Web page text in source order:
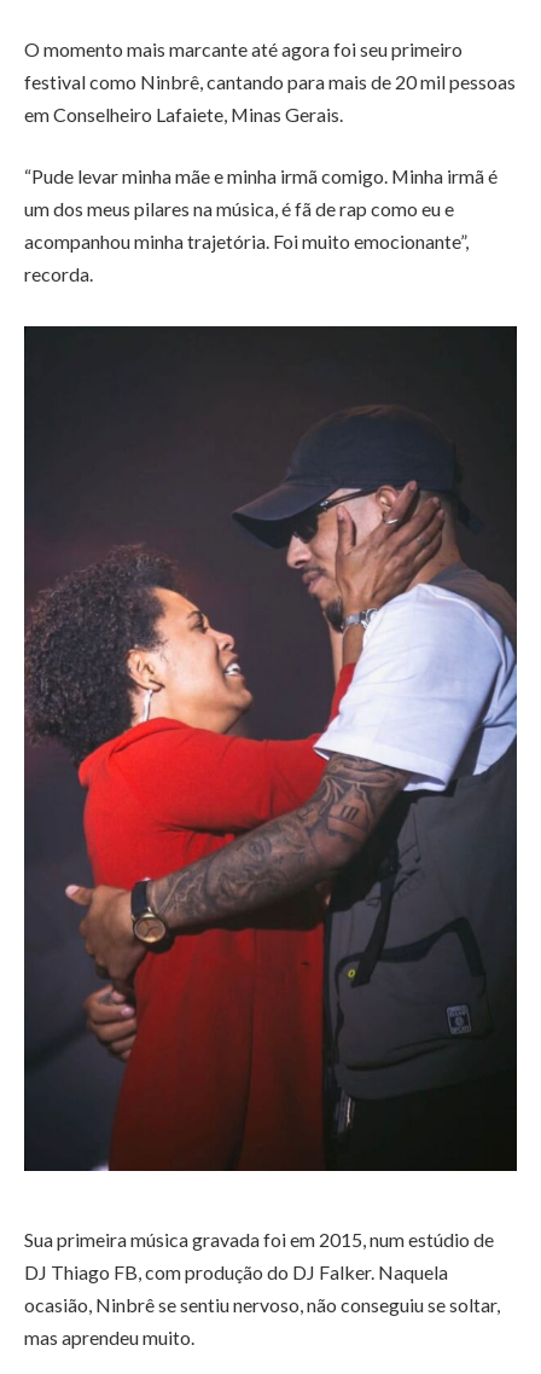
O momento mais marcante até agora foi seu primeiro
festival como Ninbrê, cantando para mais de 20 mil pessoas
em Conselheiro Lafaiete, Minas Gerais.
“Pude levar minha mãe e minha irmã comigo. Minha irmã é
um dos meus pilares na música, é fã de rap como eu e
acompanhou minha trajetória. Foi muito emocionante”,
recorda.
Sua primeira música gravada foi em 2015, num estúdio de
DJ Thiago FB, com produção do DJ Falker. Naquela
ocasião, Ninbrê se sentiu nervoso, não conseguiu se soltar,
mas aprendeu muito.